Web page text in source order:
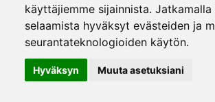
käyttäjiemme sijainnista.
selaamista hyväksyt evästeiden ja
seurantateknologioiden käytön.
Hyväksyn Muuta asetuksiani